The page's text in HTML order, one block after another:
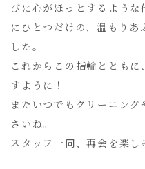
びに心がほっとするよう
にひとつだけの、温もり
した。
これからこの指輪ととも
すように！
またいつでもクリーニン
さいね。
スタッフ一同、再会を楽し